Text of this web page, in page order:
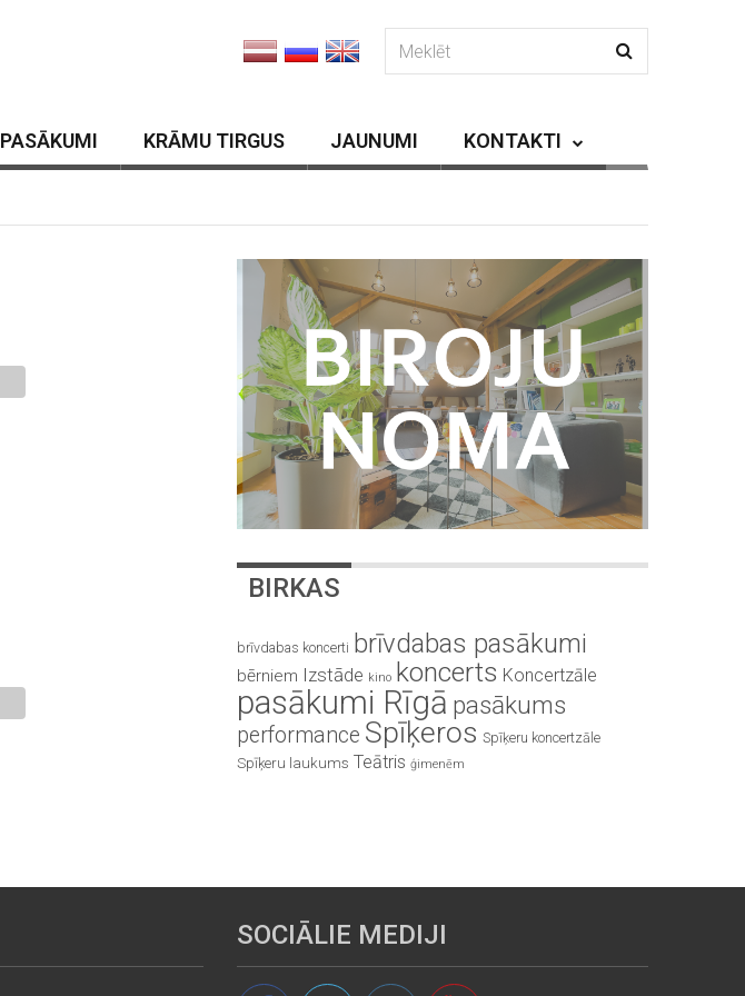
PASĀKUMI KRĀMU TIRGUS JAUNUMI KONTAKTI
BIRKAS
brīvdabas koncerti brīvdabas pasākumi
bērniem Izstāde kino koncerts Koncertzāle
pasākumi Rīgā pasākums
performance Spīķeros Spīķeru koncertzāle
Spīķeru laukums Teātris ģimenēm
SOCIĀLIE MEDIJI